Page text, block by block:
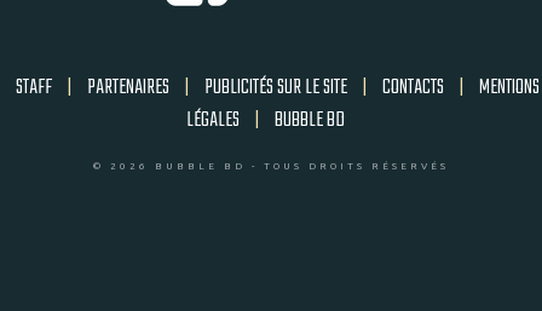
STAFF | PARTENAIRES | PUBLICITÉS SUR LE SITE | CONTACTS | MENTIONS
LÉGALES | BUBBLE BD
© 2026 BUBBLE BD - TOUS DROITS RÉSERVÉS